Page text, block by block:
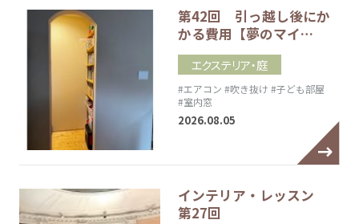
第42回 引っ越し後にか
かる費用【夢のマイ…
エクステリア・庭
#エアコン #吹き抜け #子ども部屋
#室内窓
2026.08.05
インテリア・レッスン
第27回